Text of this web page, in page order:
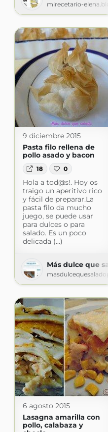
mirecetario-
9 diciembre 2015
Pasta filo rellena de
pollo asado y bacon
18 0
Hola a tod@s!. Hoy os
traigo un aperitivo rico
y fácil de preparar.La
pasta filo da mucho
juego, se puede usar
para dulces o para
salado. Es un poco
delicada (...)
Más dulce que
6 agosto 2015
Lasagna amarilla con
pollo, calabaza y